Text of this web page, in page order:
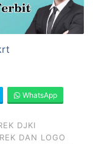
WhatsApp
DJKI
DAN LOGO